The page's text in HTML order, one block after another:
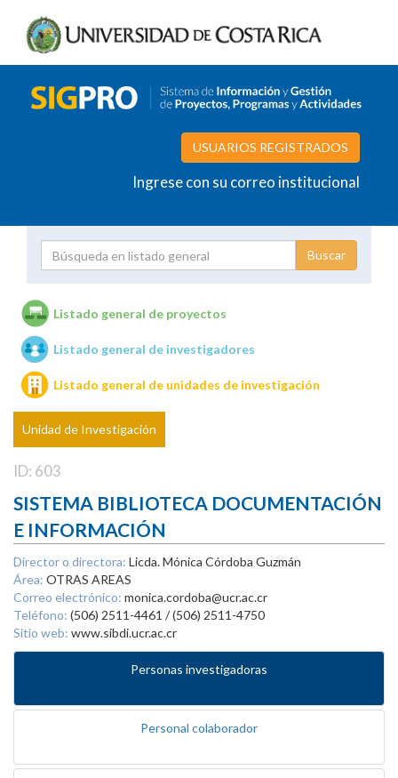
USUARIOS REGISTRADOS
Ingrese con su correo institucional
Unidades de investigación
Listado general de proyectos
Listado general de investigadores
Listado general de unidades de investigación
Unidad de Investigación
ID: 603
SISTEMA BIBLIOTECA DOCUMENTACIÓN
E INFORMACIÓN
Director o directora: Licda. Mónica Córdoba Guzmán
Área: OTRAS AREAS
Correo electrónico: monica.cordoba@ucr.ac.cr
Teléfono: (506) 2511-4461 / (506) 2511-4750
Sitio web: www.sibdi.ucr.ac.cr
Personas investigadoras
Personal colaborador